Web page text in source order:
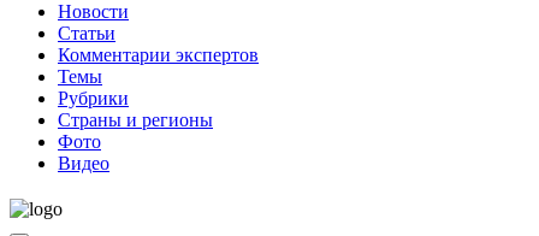
Новости
Статьи
Комментарии экспертов
Темы
Рубрики
Страны и регионы
Фото
Видео